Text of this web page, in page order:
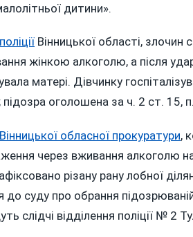
дитини».
Вінницької області,
жінкою алкоголю, а після
матері. Дівчинку
оголошена за ч. 2 ст. 15,
обласної прокуратури,
через вживання алкоголю
різану рану лобної
до суду про обрання
слідчі відділення поліції № 2